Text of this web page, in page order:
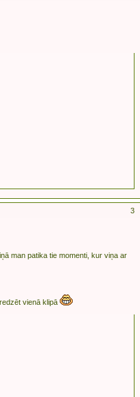
3
man patika tie momenti, kur viņa ar
vienā klipā